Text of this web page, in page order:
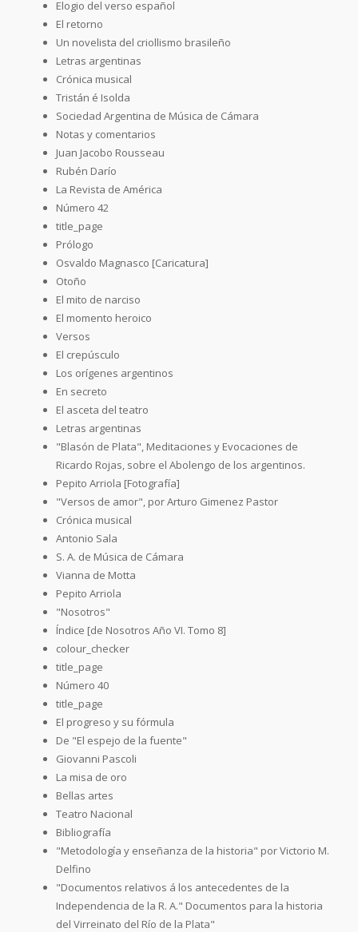
Elogio del verso español
El retorno
Un novelista del criollismo brasileño
Letras argentinas
Crónica musical
Tristán é Isolda
Sociedad Argentina de Música de Cámara
Notas y comentarios
Juan Jacobo Rousseau
Rubén Darío
La Revista de América
Número 42
title_page
Prólogo
Osvaldo Magnasco [Caricatura]
Otoño
El mito de narciso
El momento heroico
Versos
El crepúsculo
Los orígenes argentinos
En secreto
El asceta del teatro
Letras argentinas
"Blasón de Plata", Meditaciones y Evocaciones de
Ricardo Rojas, sobre el Abolengo de los argentinos.
Pepito Arriola [Fotografía]
"Versos de amor", por Arturo Gimenez Pastor
Crónica musical
Antonio Sala
S. A. de Música de Cámara
Vianna de Motta
Pepito Arriola
"Nosotros"
Índice [de Nosotros Año VI. Tomo 8]
colour_checker
title_page
Número 40
title_page
El progreso y su fórmula
De "El espejo de la fuente"
Giovanni Pascoli
La misa de oro
Bellas artes
Teatro Nacional
Bibliografía
"Metodología y enseñanza de la historia" por Victorio M.
Delfino
"Documentos relativos á los antecedentes de la
Independencia de la R. A." Documentos para la historia
del Virreinato del Río de la Plata"